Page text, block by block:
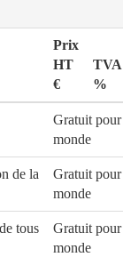
Prix
HT
€
TVA
%
Gratuit
monde
de la
Gratuit
monde
tous
Gratuit
monde